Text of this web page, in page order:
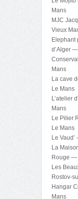
Mans
MJC
Vieux
Elephant
d’Alger
Mans
La cave
Le Mans
L’atelier
Mans
Le Pilier
Le Mans
Le
La
Rouge —
Les
Rostov-
Hangar
Mans